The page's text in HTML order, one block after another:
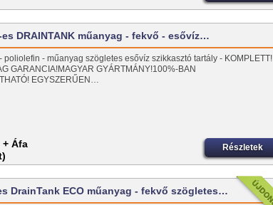
es DRAINTANK műanyag - fekvő - esővíz…
poliolefin - műanyag szögletes esővíz szikkasztó tartály - KOMPLETT!
GARANCIA!MAGYAR GYÁRTMÁNY!100%-BAN
EGYSZERŰEN…
+ Áfa
Részletek
DrainTank ECO műanyag - fekvő szögletes…